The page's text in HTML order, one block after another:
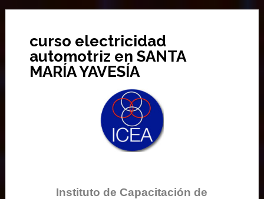
curso electricidad
automotriz en SANTA
MARÍA YAVESÍA
Instituto de Capacitación de